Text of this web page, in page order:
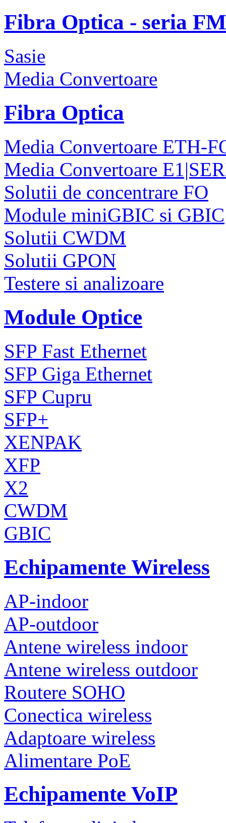
Fibra Optica - seria
Sasie
Media Convertoare
Fibra Optica
Media Convertoare ETH-
Media Convertoare
Solutii de concentrare FO
Module miniGBIC si GBIC
Solutii CWDM
Solutii GPON
Testere si analizoare
Module Optice
SFP Fast Ethernet
SFP Giga Ethernet
SFP Cupru
SFP+
XENPAK
XFP
X2
CWDM
GBIC
Echipamente Wireless
AP-indoor
AP-outdoor
Antene wireless indoor
Antene wireless outdoor
Routere SOHO
Conectica wireless
Adaptoare wireless
Alimentare PoE
Echipamente VoIP